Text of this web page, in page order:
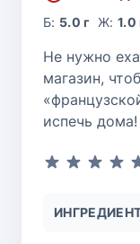
Б: 5.0 г Ж: 1.0
Не нужно
магазин,
испечь дома!